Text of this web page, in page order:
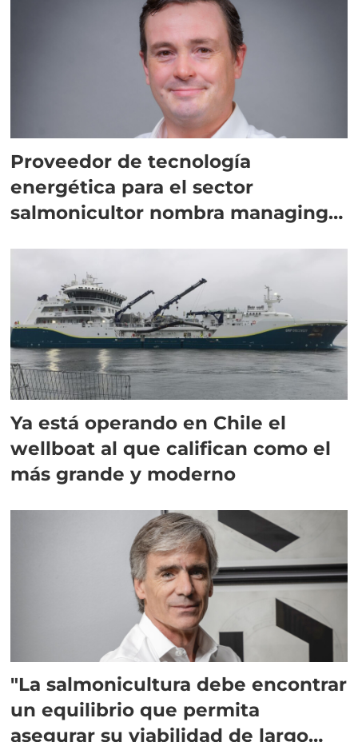
Proveedor de tecnología
energética para el sector
salmonicultor nombra managing
Ya está operando en Chile el
wellboat al que califican como el
más grande y moderno
"La salmonicultura debe encontrar
un equilibrio que permita
asegurar su viabilidad de largo